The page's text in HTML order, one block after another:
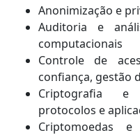
Anonimização e
Auditoria e
computacionais
Controle de
confiança, gestão
Criptografia e
protocolos e
Criptomoedas